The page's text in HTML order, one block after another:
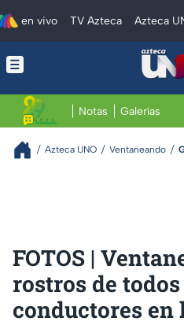
en vivo TV Azteca Azteca
Notas Galerías
Azteca UNO Ventaneando
FOTOS |
rostros de
conductores